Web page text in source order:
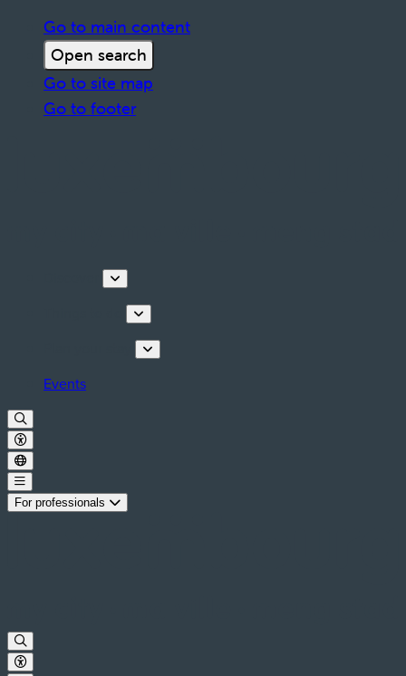
Go to main content
Open search
Go to site map
Go to footer
Events
For professionals